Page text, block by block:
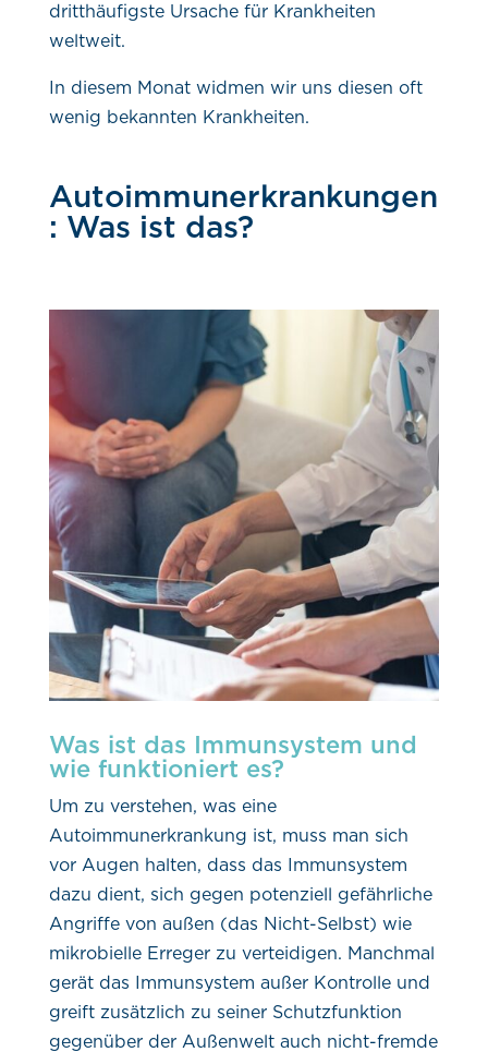
dritthäufigste Ursache für Krankheiten
weltweit.
In diesem Monat widmen wir uns diesen oft
wenig bekannten Krankheiten.
Autoimmunerkrankungen
: Was ist das?
Was ist das Immunsystem und
wie funktioniert es?
Um zu verstehen, was eine
Autoimmunerkrankung ist, muss man sich
vor Augen halten, dass das Immunsystem
dazu dient, sich gegen potenziell gefährliche
Angriffe von außen (das Nicht-Selbst) wie
mikrobielle Erreger zu verteidigen. Manchmal
gerät das Immunsystem außer Kontrolle und
greift zusätzlich zu seiner Schutzfunktion
gegenüber der Außenwelt auch nicht-fremde